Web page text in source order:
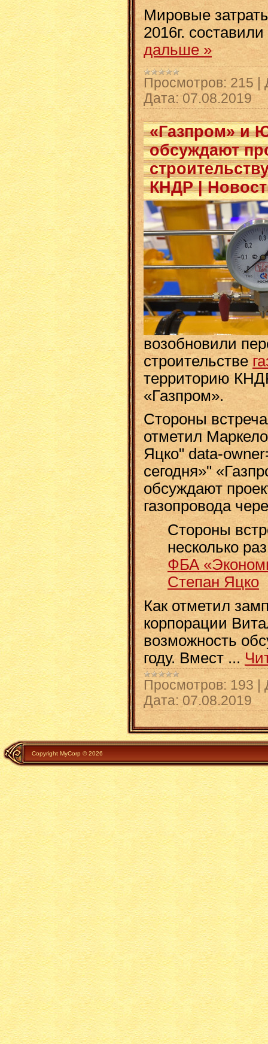
Мировые
2016г.
дальше »
Просмотров: 215
Дата: 07.08.2019
«Газпром» и
обсуждают
КНДР |
возобновили
строительстве
территорию
«Газпром».
Стороны
отметил
Яцко" data-
сегодня»"
обсуждают
газопровода
Стороны
несколько
ФБА
Степан Яцко
Как отметил
корпорации
возможность
году. Вмест ...
Просмотров: 193
Дата: 07.08.2019
Copyright MyCorp © 2026